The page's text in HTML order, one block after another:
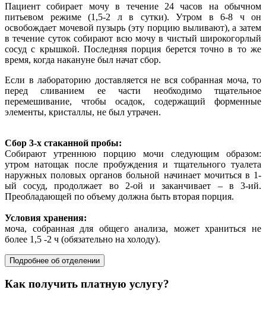
Пациент собирает мочу в течение 24 часов на обычном
питьевом режиме (1,5-2 л в сутки). Утром в 6-8 ч он
освобождает мочевой пузырь (эту порцию выливают), а затем
в течение суток собирают всю мочу в чистый широкогорлый
сосуд с крышкой. Последняя порция берется точно в то же
время, когда накануне был начат сбор.
Если в лабораторию доставляется не вся собранная моча, то
перед сливанием ее части необходимо тщательное
перемешивание, чтобы осадок, содержащий форменные
элементы, кристаллы, не был утрачен.
Сбор 3-х стаканной пробы:
Собирают утреннюю порцию мочи следующим образом:
утром натощак после пробуждения и тщательного туалета
наружных половых органов больной начинает мочиться в 1-
ый сосуд, продолжает во 2-ой и заканчивает – в 3-ий.
Преобладающей по объему должна быть вторая порция.
Условия хранения:
моча, собранная для общего анализа, может храниться не
более 1,5 -2 ч (обязательно на холоду).
Подробнее об отделении
Как получить платную услугу?